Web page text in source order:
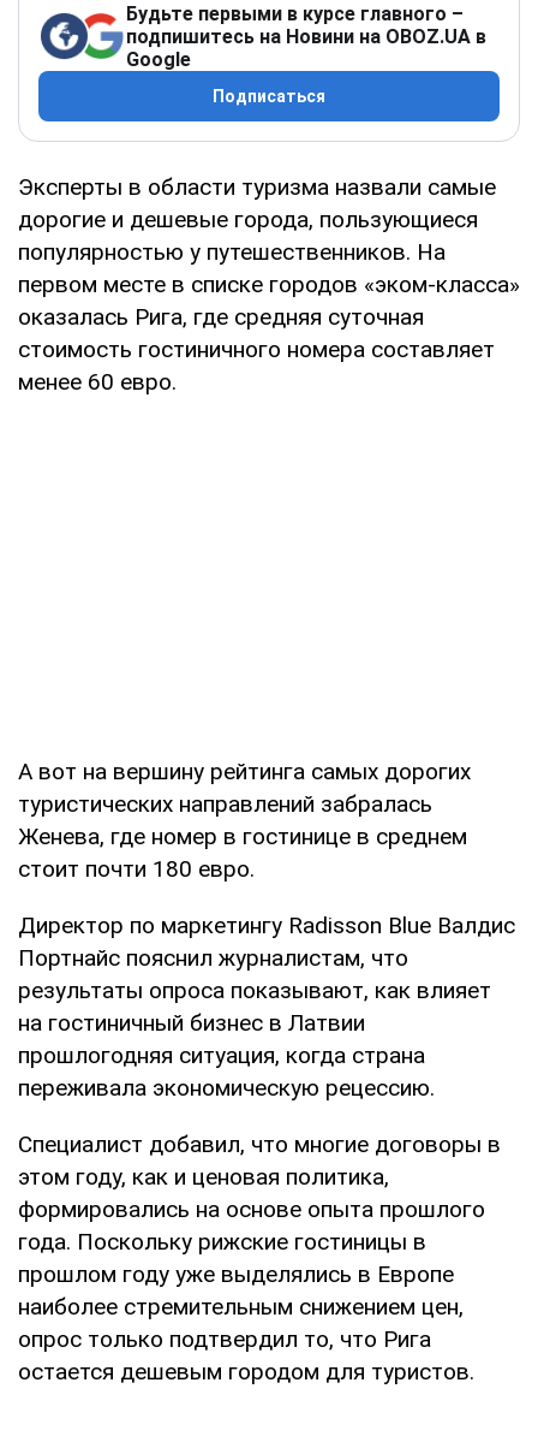
Будьте первыми в курсе главного –
подпишитесь на Новини на OBOZ.UA в
Google
Подписаться
Эксперты в области туризма назвали самые
дорогие и дешевые города, пользующиеся
популярностью у путешественников. На
первом месте в списке городов «эком-класса»
оказалась Рига, где средняя суточная
стоимость гостиничного номера составляет
менее 60 евро.
А вот на вершину рейтинга самых дорогих
туристических направлений забралась
Женева, где номер в гостинице в среднем
стоит почти 180 евро.
Директор по маркетингу Radisson Blue Валдис
Портнайс пояснил журналистам, что
результаты опроса показывают, как влияет
на гостиничный бизнес в Латвии
прошлогодняя ситуация, когда страна
переживала экономическую рецессию.
Специалист добавил, что многие договоры в
этом году, как и ценовая политика,
формировались на основе опыта прошлого
года. Поскольку рижские гостиницы в
прошлом году уже выделялись в Европе
наиболее стремительным снижением цен,
опрос только подтвердил то, что Рига
остается дешевым городом для туристов.